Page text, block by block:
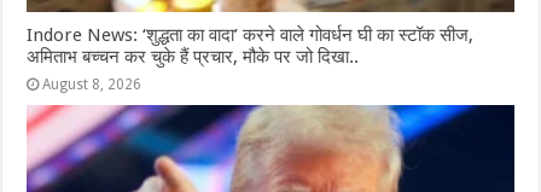
Indore News: ‘शुद्धता का वादा’ करने वाले गोवर्धन घी का स्टॉक सीज,
अमिताभ बच्चन कर चुके हैं प्रचार, मौके पर जो दिखा..
August 8, 2026